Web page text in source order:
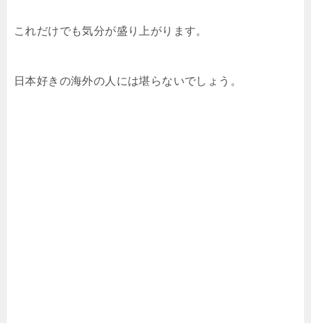
これだけでも気分が盛り上がります。
日本好きの海外の人には堪らないでしょう。